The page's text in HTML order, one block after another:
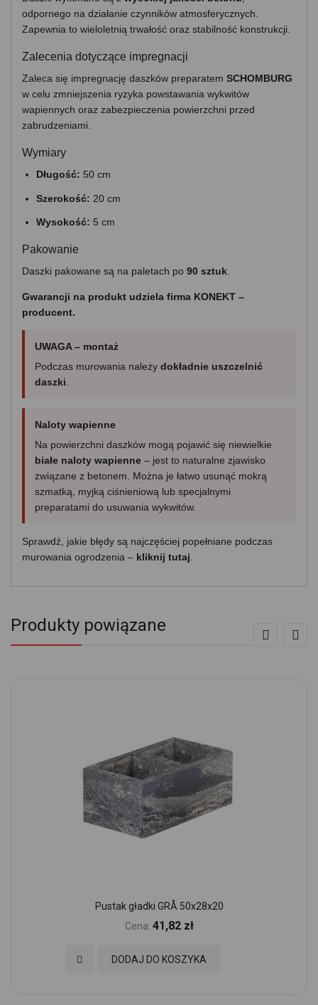
odpornego na działanie czynników atmosferycznych.
Zapewnia to wieloletnią trwałość oraz stabilność konstrukcji.
Zalecenia dotyczące impregnacji
Zaleca się impregnację daszków preparatem SCHOMBURG
w celu zmniejszenia ryzyka powstawania wykwitów
wapiennych oraz zabezpieczenia powierzchni przed
zabrudzeniami.
Wymiary
Długość: 50 cm
Szerokość: 20 cm
Wysokość: 5 cm
Pakowanie
Daszki pakowane są na paletach po 90 sztuk
Gwarancji na produkt udziela firma KONEKT –
producent.
UWAGA – montaż
Podczas murowania należy dokładnie uszczelnić
daszki
Naloty wapienne
Na powierzchni daszków mogą pojawić się niewielkie
białe naloty wapienne – jest to naturalne zjawisko
związane z betonem. Można je łatwo usunąć mokrą
szmatką, myjką ciśnieniową lub specjalnymi
preparatami do usuwania wykwitów.
Sprawdź, jakie błędy są najczęściej popełniane podczas
murowania ogrodzenia – kliknij tutaj
Produkty powiązane
Pustak gładki GRÅ 50x28x20
Cena: 41,82 zł
DODAJ DO KOSZYKA
Dodaj do Ulubionych